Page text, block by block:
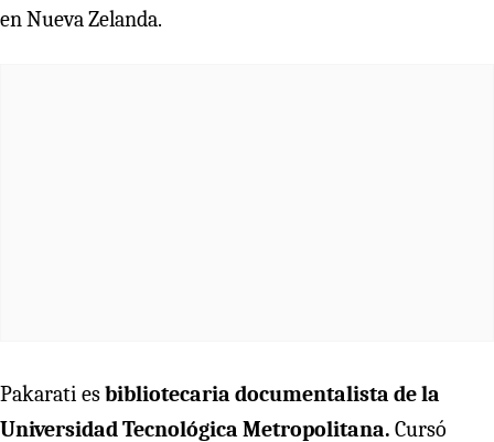
en Nueva Zelanda.
Pakarati esbibliotecaria documentalista de la
Universidad Tecnológica Metropolitana. Cursó